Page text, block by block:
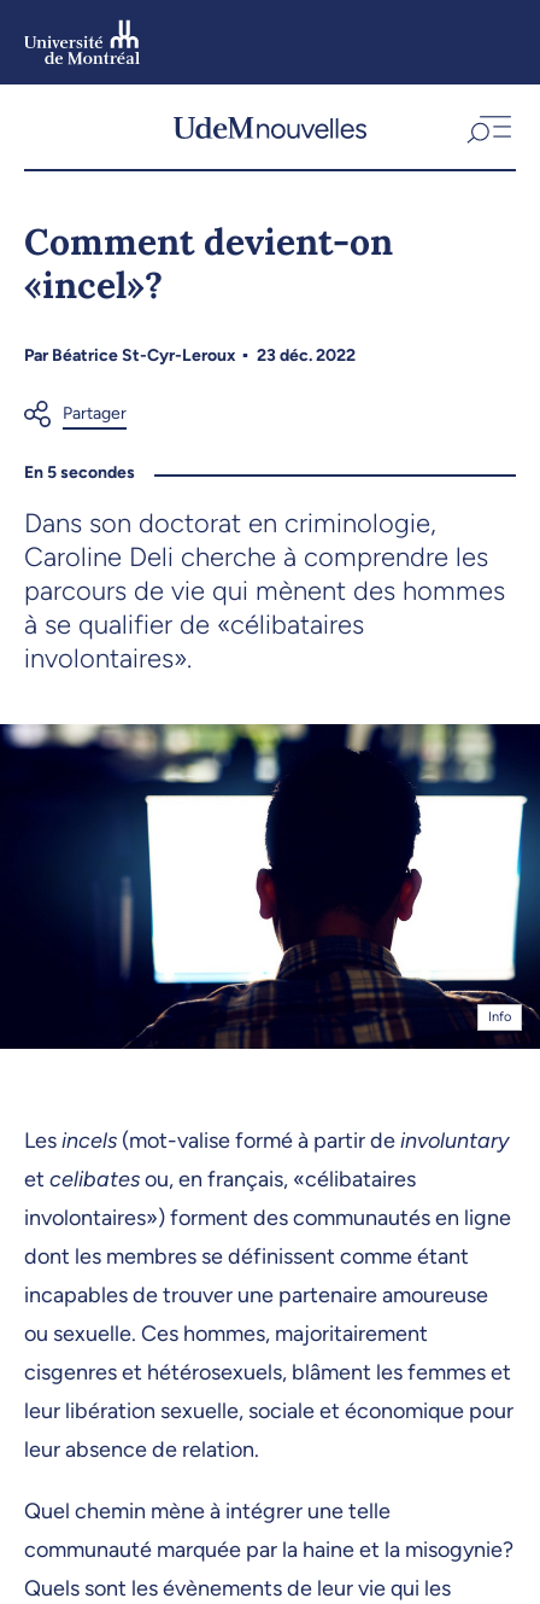
Comment devient-on
«incel»?
ParBéatrice St-Cyr-Leroux 23 déc. 2022
En 5 secondes
Dans son doctorat en criminologie,
Caroline Deli cherche à comprendre les
parcours de vie qui mènent des hommes
à se qualifier de «célibataires
involontaires».
Info
Lesincels (mot-valise formé à partir deinvoluntary
et celibatesou, en français, «célibataires
involontaires») forment des communautés en ligne
dont les membres se définissent comme étant
incapables de trouver une partenaire amoureuse
ou sexuelle. Ces hommes, majoritairement
cisgenres et hétérosexuels, blâment les femmes et
leur libération sexuelle, sociale et économique pour
leur absence de relation.
Quel chemin mène à intégrer une telle
communauté marquée par la haine et la misogynie?
Quels sont les évènements de leur vie qui les